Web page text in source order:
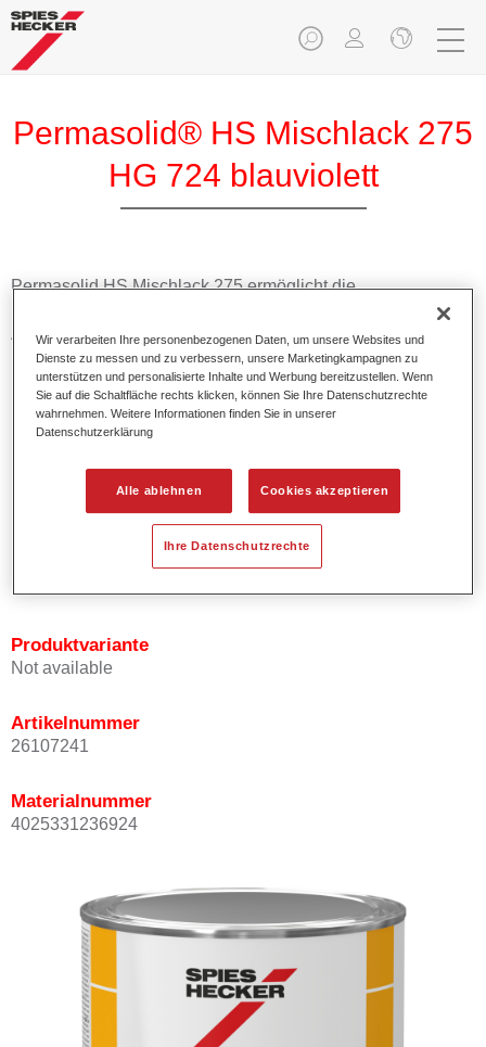
Permasolid® HS Mischlack 275
HG 724 blauviolett
Permasolid HS Mischlack 275 ermöglicht die
Farbtonausmischung vom hochwertigen Permasolid HS
Autolack 275 mit allen Uni-Farbtönen für die Pkw-
Lackierung.
Produktmerkmale
Erlaubt eine einfache und schnelle Verarbeitung in 1,5
Ermöglicht schnelle Trocknungszeiten.
Bietet ein hohes Deckvermögen.
Besitzt einen exzellenten Decklackstand.
Entspricht den VOC Anforderungen.
Produktvariante
Not available
Artikelnummer
26107241
Materialnummer
4025331236924
Wir verarbeiten Ihre personenbezogenen Daten, um unsere Websites und
Dienste zu messen und zu verbessern, unsere Marketingkampagnen zu
unterstützen und personalisierte Inhalte und Werbung bereitzustellen. Wenn
Sie auf die Schaltfläche rechts klicken, können Sie Ihre Datenschutzrechte
wahrnehmen. Weitere Informationen finden Sie in unserer
Datenschutzerklärung
Alle ablehnen Cookies akzeptieren
Ihre Datenschutzrechte